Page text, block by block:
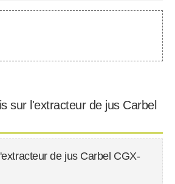
sur l'extracteur de jus Carbel
de jus Carbel CGX-